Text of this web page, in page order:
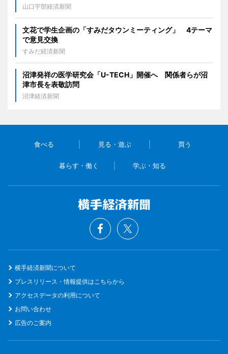
山口宇部経済新聞
文花で学生企画の「すみだタウンミーティング」 4テーマ
で意見交換
すみだ経済新聞
沼津発祥の医学研究会「U-TECH」開催へ 関係者らが沼
津市長を表敬訪問
沼津経済新聞
食べる 見る・遊ぶ 買う
暮らす・働く 学ぶ・知る
横手経済新聞について
プレスリリース・情報提供はこちらから
アクセスデータの利用について
お問い合わせ
広告のご案内